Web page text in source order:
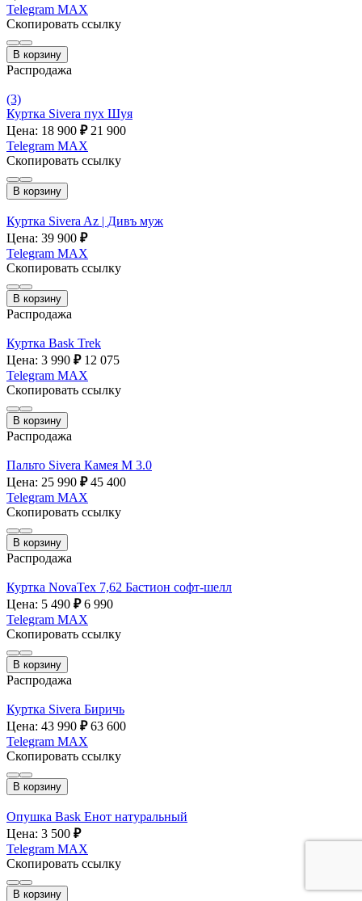
Telegram MAX
Скопировать ссылку
В корзину
Распродажа
(3)
Куртка Sivera пух Шуя
Цена: 18 900 ₽ 21 900
Telegram MAX
Скопировать ссылку
В корзину
Куртка Sivera Az | Дивъ муж
Цена: 39 900 ₽
Telegram MAX
Скопировать ссылку
В корзину
Распродажа
Куртка Bask Trek
Цена: 3 990 ₽ 12 075
Telegram MAX
Скопировать ссылку
В корзину
Распродажа
Пальто Sivera Камея М 3.0
Цена: 25 990 ₽ 45 400
Telegram MAX
Скопировать ссылку
В корзину
Распродажа
Куртка NovaTex 7,62 Бастион софт-шелл
Цена: 5 490 ₽ 6 990
Telegram MAX
Скопировать ссылку
В корзину
Распродажа
Куртка Sivera Биричь
Цена: 43 990 ₽ 63 600
Telegram MAX
Скопировать ссылку
В корзину
Опушка Bask Енот натуральный
Цена: 3 500 ₽
Telegram MAX
Скопировать ссылку
В корзину